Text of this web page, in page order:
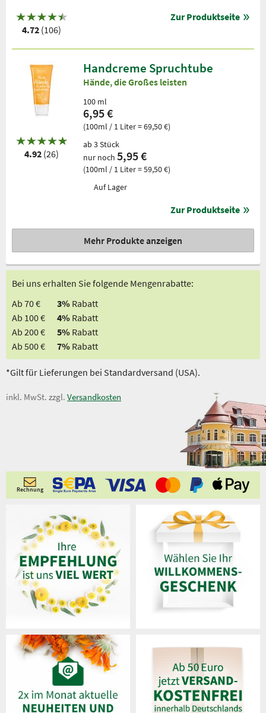
4.72 (106)
Zur Produktseite
4.92 (26)
Handcreme Spruchtube
Hände, die Großes leisten
100 ml
6,95 €
(100ml / 1 Liter = 69,50 €)
ab 3 Stück
nur noch 5,95 €
(100ml / 1 Liter = 59,50 €)
Auf Lager
Zur Produktseite
Mehr Produkte anzeigen
Bei uns erhalten Sie folgende Mengenrabatte:
Ab 70 €
3% Rabatt
Ab 100 €
4% Rabatt
Ab 200 €
5% Rabatt
Ab 500 €
7% Rabatt
*Gilt für Lieferungen bei Standardversand (USA).
inkl. MwSt. zzgl. Versandkosten
Rechnung